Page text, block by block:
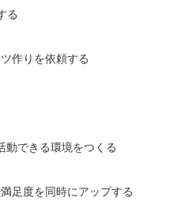
る
作りを依頼する
できる環境をつくる
足度を同時にアップする